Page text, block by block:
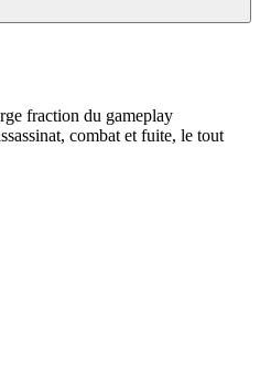
fraction du gameplay
combat et fuite, le tout